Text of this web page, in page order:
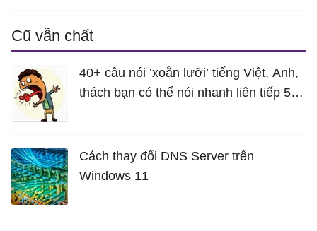
Cũ vẫn chất
40+ câu nói ‘xoắn lưỡi’ tiếng Việt, Anh,
thách bạn có thể nói nhanh liên tiếp 5
Cách thay đổi DNS Server trên
Windows 11